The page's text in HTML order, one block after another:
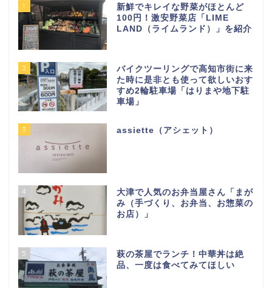
1
新鮮でキレイな野菜がほとんど
100円！激安野菜店「LIME
LAND（ライムランド）」を紹介
2
バイクツーリングで高知市街に来
た時に是非とも使って欲しいおす
すめ2輪駐車場「はりまや地下駐
車場」
3 assiette（アシェット）
4
大津で人気のお弁当屋さん「まが
み（手づくり、お弁当、お惣菜の
お店）」
5
萩の茶屋でランチ！中華丼は絶
品、一度は食べてみてほしい